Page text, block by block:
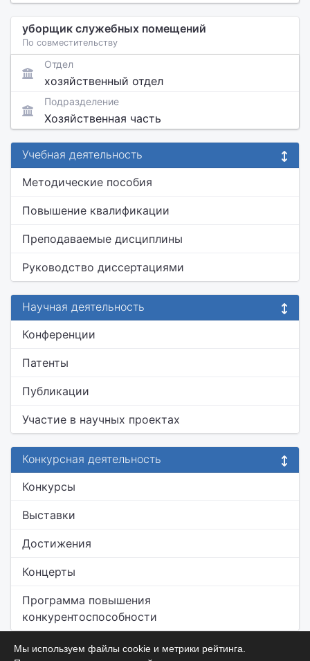
уборщик служебных помещений
По совместительству
Отдел
хозяйственный отдел
Подразделение
Хозяйственная часть
Учебная деятельность
Методические пособия
Повышение квалификации
Преподаваемые дисциплины
Руководство диссертациями
Научная деятельность
Конференции
Патенты
Публикации
Участие в научных проектах
Конкурсная деятельность
Конкурсы
Выставки
Достижения
Концерты
Программа повышения
конкурентоспособности
Мы используем файлы cookie и метрики рейтинга.